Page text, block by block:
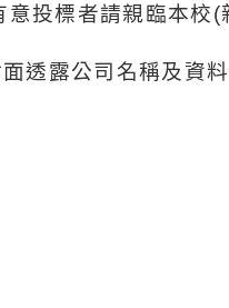
意投標者請親臨本校(
透露公司名稱及資